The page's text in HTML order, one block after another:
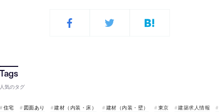
人気のタグ
住宅 図面あり 建材（内装・床） 建材（内装・壁） 東京 建築求人情報